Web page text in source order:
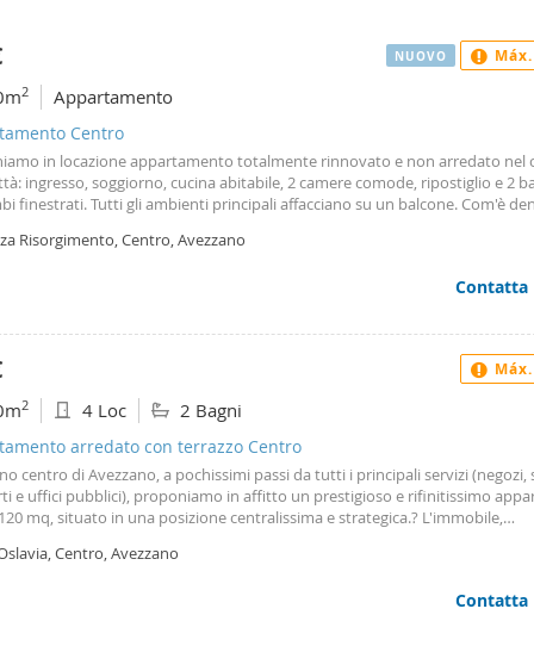
2 Appartamento
Centro
in locazione appartamento totalmente rinnovato e non arredato nel
ingresso, soggiorno, cucina abitabile, 2 camere comode, ripostiglio e 2
finestrati. Tutti gli ambienti principali affacciano su un balcone. Com'è
e la massima libertà di personalizzare ogni ambiente con il proprio arredo.
i servizi, i negozi e i collegamenti letteralmente sotto casa. Perché
perfetta per chi vuole arredare e creare la propria casa su misura in un
Risorgimento, Centro, Avezzano
Contatta
NUOVO
2 4 Loc 2 Bagni
arredato con terrazzo Centro
centro di Avezzano, a pochissimi passi da tutti i principali servizi (negozi,
e uffici pubblici), proponiamo in affitto un prestigioso e rifinitissimo
mq, situato in una posizione centralissima e strategica.? L'immobile,
arredato con gusto e pronto per essere abitato.? Zona giorno:
completamente attrezzata.? Zona notte Due ampie camere da letto,
Centro, Avezzano
Contatta